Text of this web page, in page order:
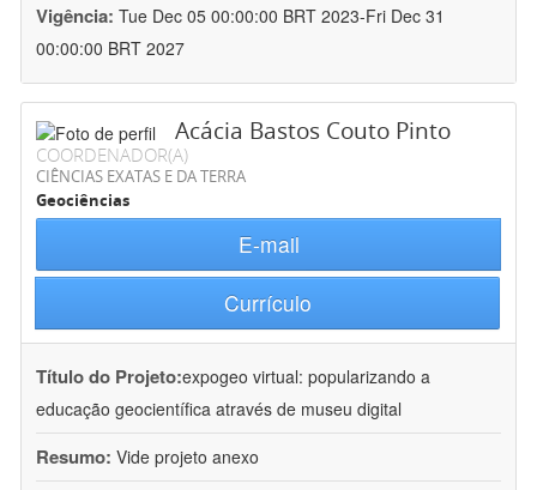
Vigência: Tue Dec 05 00:00:00 BRT 2023-Fri Dec 31
00:00:00 BRT 2027
Acácia Bastos Couto Pinto
COORDENADOR(A)
CIÊNCIAS EXATAS E DA TERRA
Geociências
E-mail
Currículo
Título do Projeto:expogeo virtual: popularizando a
educação geocientífica através de museu digital
Resumo: Vide projeto anexo